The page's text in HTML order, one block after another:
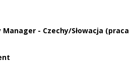
Manager - Czechy/Słowacja (praca